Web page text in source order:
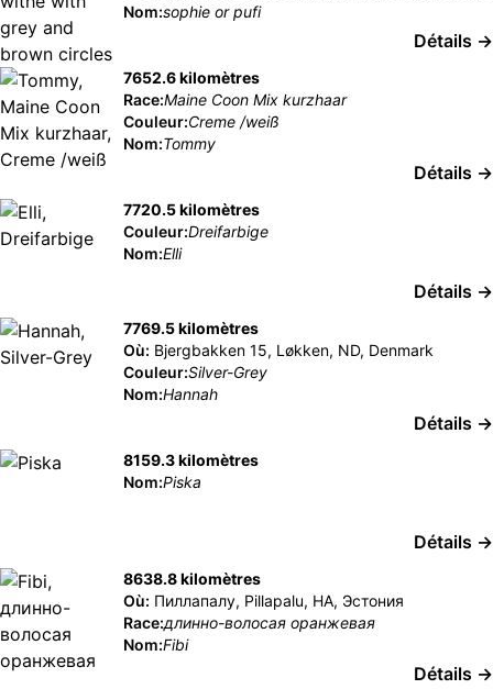
Nom:sophie or pufi
Détails →
7652.6 kilomètres
Race:Maine Coon Mix kurzhaar
Couleur:Creme /weiß
Nom:Tommy
Détails →
7720.5 kilomètres
Couleur:Dreifarbige
Nom:Elli
Détails →
7769.5 kilomètres
Où: Bjergbakken 15, Løkken, ND, Denmark
Couleur:Silver-Grey
Nom:Hannah
Détails →
8159.3 kilomètres
Nom:Piska
Détails →
8638.8 kilomètres
Où: Пиллапалу, Pillapalu, HA, Эстония
Race:длинно-волосая оранжевая
Nom:Fibi
Détails →